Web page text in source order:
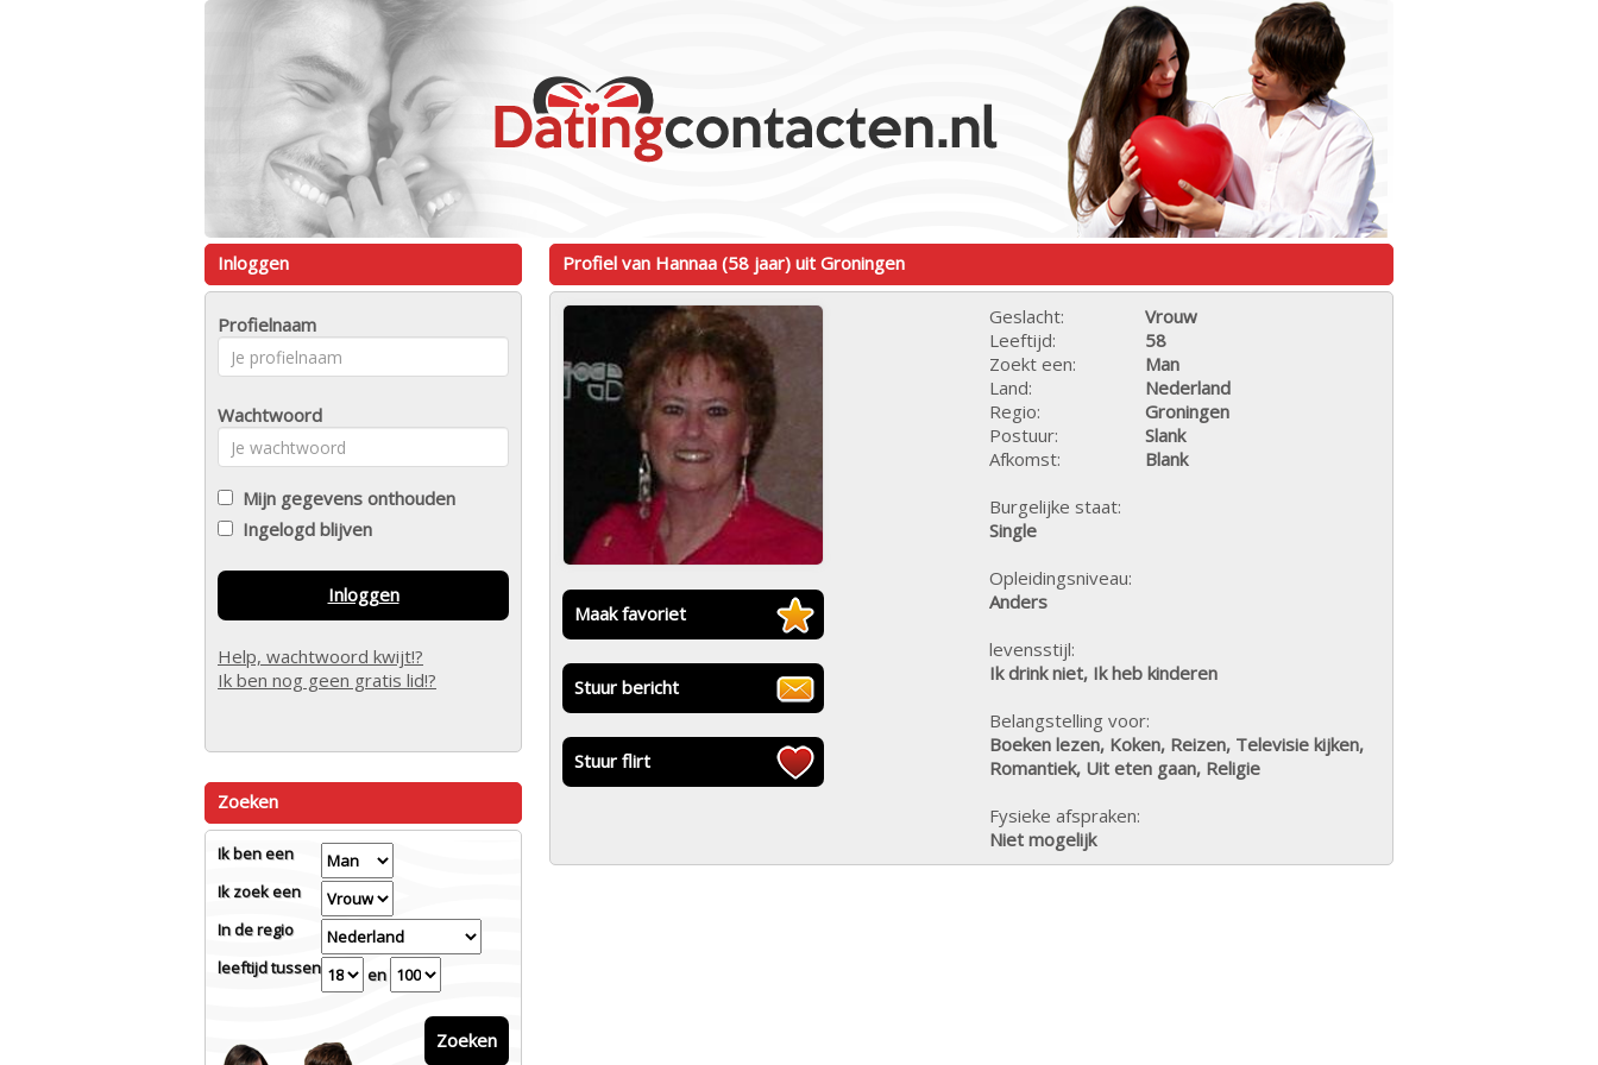
Profiel van Hannaa (58 jaar) uit Groningen
Maak favoriet
Stuur bericht
Stuur flirt
Geslacht:
Vrouw
Leeftijd:
58
Zoekt een:
Man
Land:
Nederland
Regio:
Groningen
Postuur:
Slank
Afkomst:
Blank
Burgelijke staat:
Single
Opleidingsniveau:
Anders
levensstijl:
Ik drink niet, Ik heb kinderen
Belangstelling voor:
Boeken lezen, Koken, Reizen, Televisie kijken,
Romantiek, Uit eten gaan, Religie
Fysieke afspraken:
Niet mogelijk
Inloggen
Profielnaam
Wachtwoord
Mijn gegevens onthouden
Ingelogd blijven
Inloggen
Help, wachtwoord kwijt!?
Ik ben nog geen gratis lid!?
Zoeken
Ik ben een
Ik zoek een
In de regio
leeftijd tussen
en
Zoeken